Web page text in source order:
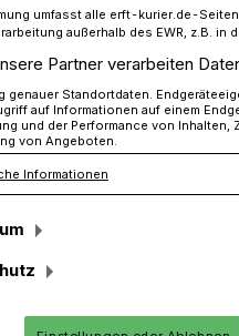
am
zentrale
früheren Standort auf
Wevelinghoven
in Noithausen neu
umfasst alle erft-kurier.de-
außerhalb des EWR, z.B. in
Partner verarbeiten
genauer Standortdaten.
auf Informationen auf einem
und der Performance von
von Angeboten.
Informationen